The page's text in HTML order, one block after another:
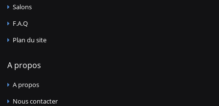
Salons
F.A.Q
Plan du site
A propos
A propos
Nous contacter